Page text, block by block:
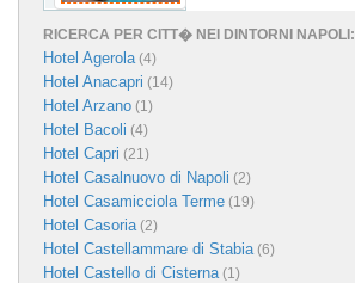
RICERCA PER CITT� NEI DINTORNI NAPOLI:
Hotel Agerola(4)
Hotel Anacapri (14)
Hotel Arzano (1)
Hotel Bacoli (4)
Hotel Capri (21)
Hotel Casalnuovo di Napoli (2)
Hotel Casamicciola Terme (19)
Hotel Casoria(2)
Hotel Castellammare di Stabia(6)
Hotel Castello di Cisterna(1)